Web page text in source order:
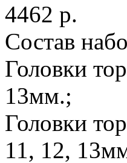
4462 p.
Состав
Головки
13мм.;
Головки
11, 12,